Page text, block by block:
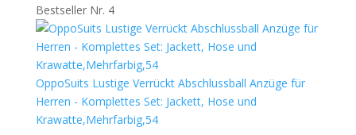
Bestseller Nr. 4
OppoSuits Lustige Verrückt Abschlussball Anzüge für
Herren - Komplettes Set: Jackett, Hose und
Krawatte,Mehrfarbig,54